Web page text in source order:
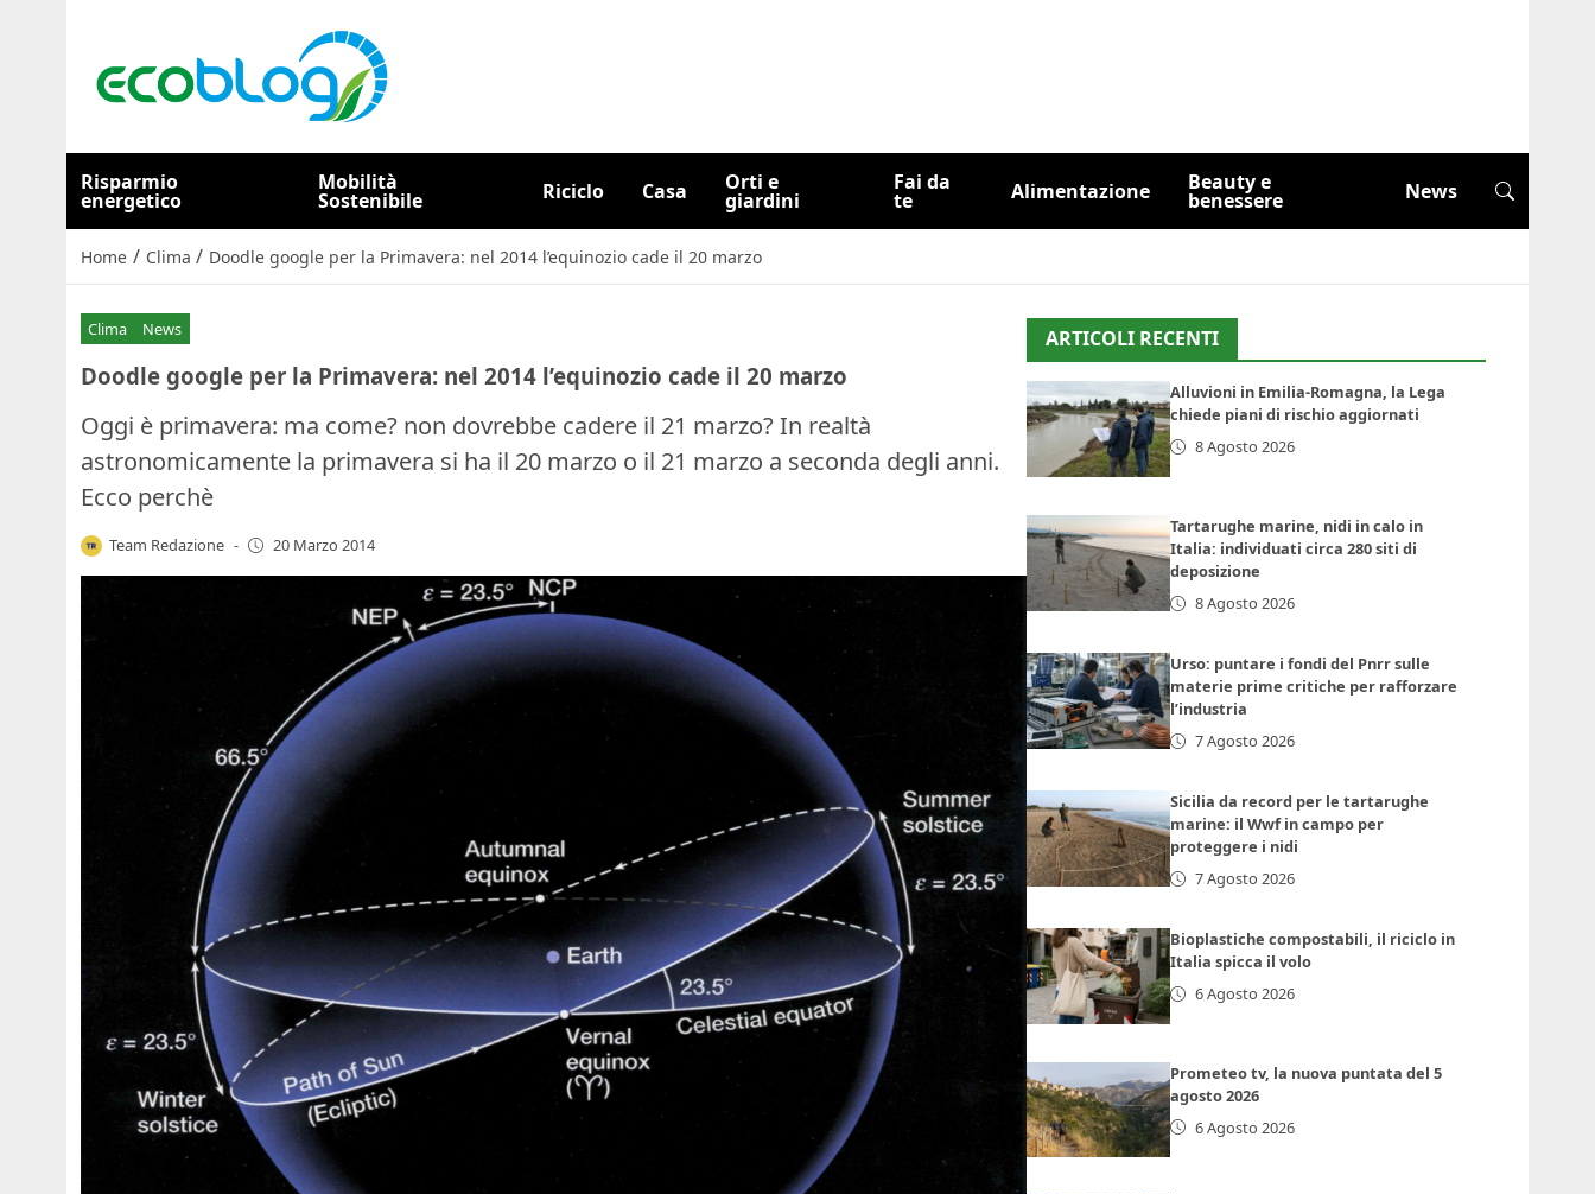
Risparmio
energetico
Mobilità
Sostenibile Riciclo Casa Orti e
giardini
Fai da
te Alimentazione Beauty e
benessere News
Home / Clima / Doodle google per la Primavera: nel 2014 l’equinozio cade il 20 marzo
Clima News
Doodle google per la Primavera: nel 2014 l’equinozio cade il 20 marzo
Oggi è primavera: ma come? non dovrebbe cadere il 21 marzo? In realtà
astronomicamente la primavera si ha il 20 marzo o il 21 marzo a seconda degli anni.
Ecco perchè
Team Redazione - 20 Marzo 2014
ARTICOLI RECENTI
Alluvioni in Emilia-Romagna, la Lega
chiede piani di rischio aggiornati
8 Agosto 2026
Tartarughe marine, nidi in calo in
Italia: individuati circa 280 siti di
deposizione
8 Agosto 2026
Urso: puntare i fondi del Pnrr sulle
materie prime critiche per rafforzare
l’industria
7 Agosto 2026
Sicilia da record per le tartarughe
marine: il Wwf in campo per
proteggere i nidi
7 Agosto 2026
Bioplastiche compostabili, il riciclo in
Italia spicca il volo
6 Agosto 2026
Prometeo tv, la nuova puntata del 5
agosto 2026
6 Agosto 2026